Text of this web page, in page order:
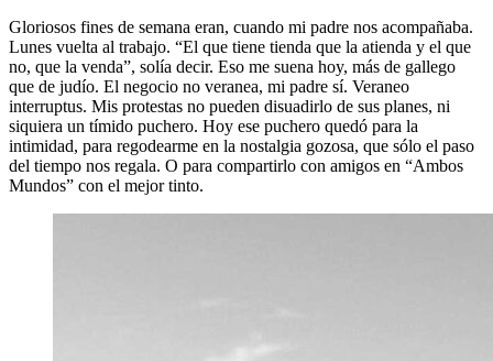
Gloriosos fines de semana eran, cuando mi padre nos acompañaba.
Lunes vuelta al trabajo. “El que tiene tienda que la atienda y el que
no, que la venda”, solía decir. Eso me suena hoy, más de gallego
que de judío. El negocio no veranea, mi padre sí. Veraneo
interruptus. Mis protestas no pueden disuadirlo de sus planes, ni
siquiera un tímido puchero. Hoy ese puchero quedó para la
intimidad, para regodearme en la nostalgia gozosa, que sólo el paso
del tiempo nos regala. O para compartirlo con amigos en “Ambos
Mundos” con el mejor tinto.